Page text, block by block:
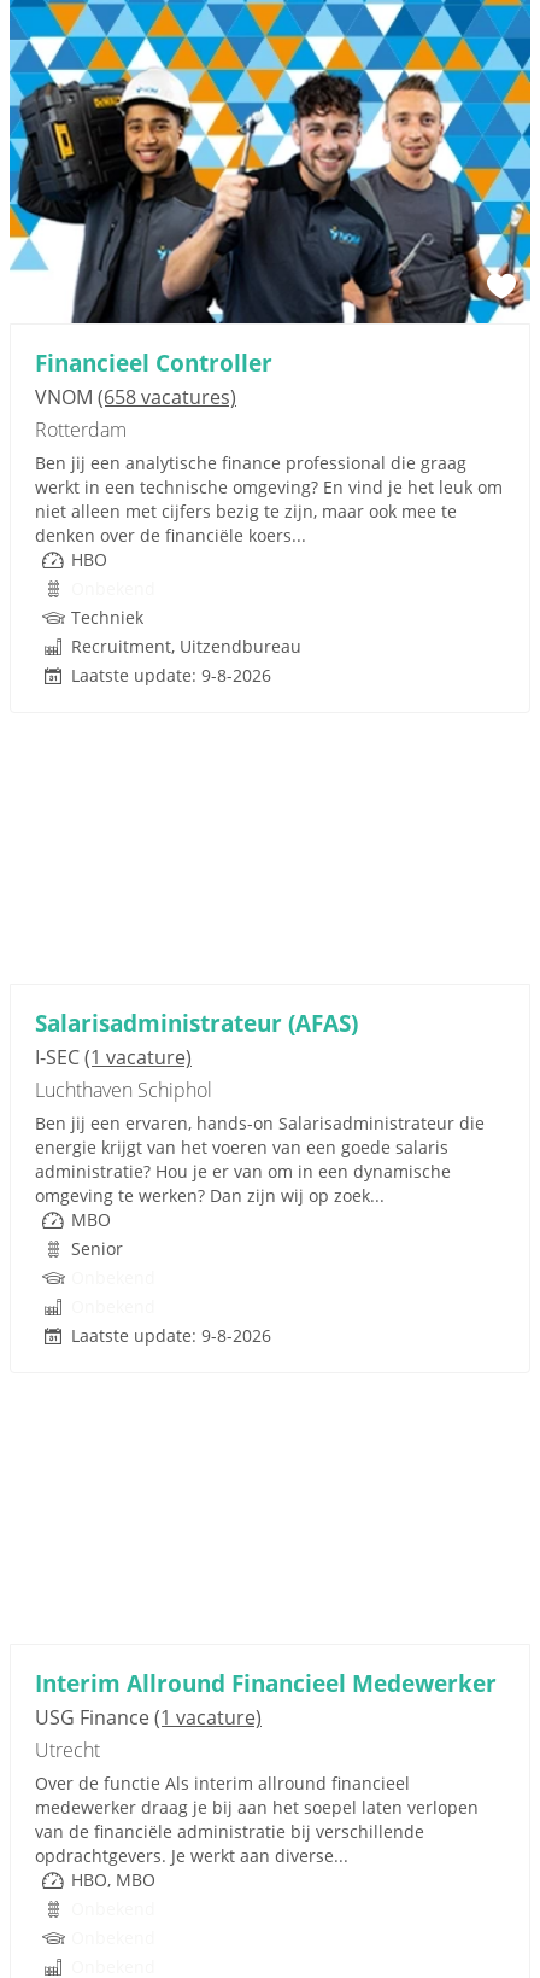
Financieel Controller
VNOM (658 vacatures)
Rotterdam
Ben jij een analytische finance professional die graag
werkt in een technische omgeving? En vind je het leuk om
niet alleen met cijfers bezig te zijn, maar ook mee te
denken over de financiële koers...
HBO
Techniek
Recruitment, Uitzendbureau
Laatste update: 9-8-2026
Salarisadministrateur (AFAS)
I-SEC(1 vacature)
Luchthaven Schiphol
Ben jij een ervaren, hands-on Salarisadministrateur die
energie krijgt van het voeren van een goede salaris
administratie? Hou je er van om in een dynamische
omgeving te werken? Dan zijn wij op zoek...
MBO
Senior
Laatste update: 9-8-2026
Interim Allround Financieel Medewerker
USG Finance(1 vacature)
Utrecht
Over de functie Als interim allround financieel
medewerker draag je bij aan het soepel laten verlopen
van de financiële administratie bij verschillende
opdrachtgevers. Je werkt aan diverse...
HBO, MBO